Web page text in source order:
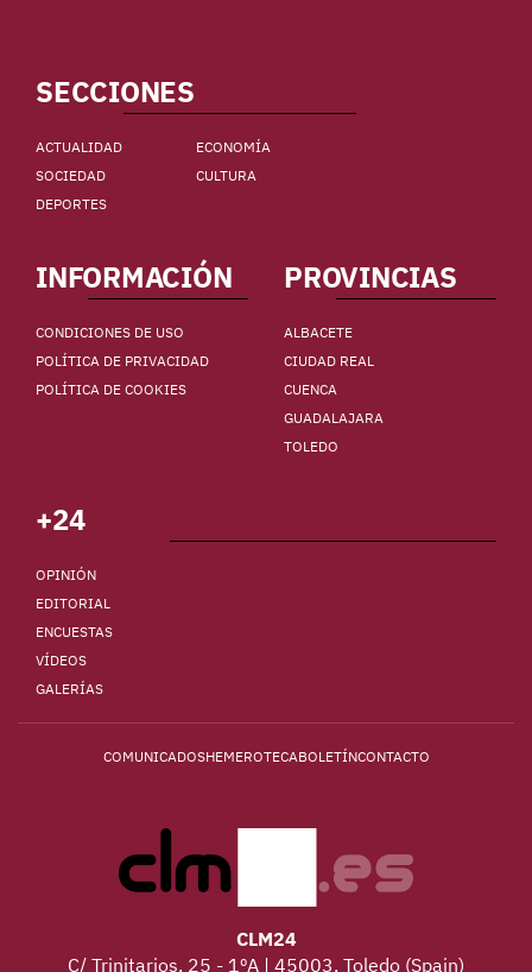
SECCIONES
ACTUALIDAD
ECONOMÍA
SOCIEDAD
CULTURA
DEPORTES
INFORMACIÓN
CONDICIONES DE USO
POLÍTICA DE PRIVACIDAD
POLÍTICA DE COOKIES
PROVINCIAS
ALBACETE
CIUDAD REAL
CUENCA
GUADALAJARA
TOLEDO
+24
OPINIÓN
EDITORIAL
ENCUESTAS
VÍDEOS
GALERÍAS
COMUNICADOSHEMEROTECABOLETÍNCONTACTO
CLM24
C/ Trinitarios, 25 - 1ºA | 45003, Toledo (Spain)